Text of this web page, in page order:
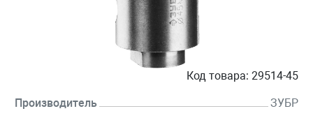
Код товара: 29514-45
Производитель ЗУБР